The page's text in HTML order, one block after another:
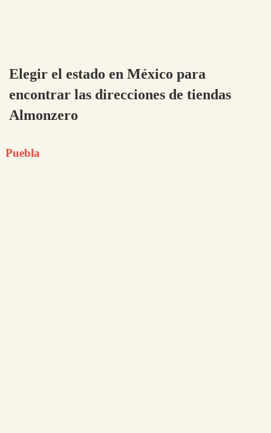
Elegir el estado en México para
encontrar las direcciones de tiendas
Almonzero
Puebla